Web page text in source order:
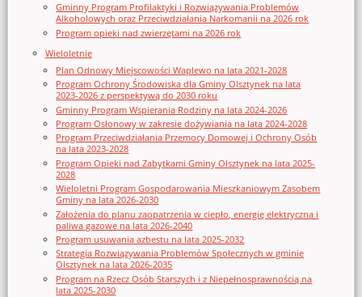
Gminny Program Profilaktyki i Rozwiązywania Problemów
Alkoholowych oraz Przeciwdziałania Narkomanii na 2026 rok
Program opieki nad zwierzętami na 2026 rok
Wieloletnie
Plan Odnowy Miejscowości Waplewo na lata 2021-2028
Program Ochrony Środowiska dla Gminy Olsztynek na lata
2023-2026 z perspektywą do 2030 roku
Gminny Program Wspierania Rodziny na lata 2024-2026
Program Osłonowy w zakresie dożywiania na lata 2024-2028
Program Przeciwdziałania Przemocy Domowej i Ochrony Osób
na lata 2023-2028
Program Opieki nad Zabytkami Gminy Olsztynek na lata 2025-
2028
Wieloletni Program Gospodarowania Mieszkaniowym Zasobem
Gminy na lata 2026-2030
Założenia do planu zaopatrzenia w ciepło, energię elektryczna i
paliwa gazowe na lata 2026-2040
Program usuwania azbestu na lata 2025-2032
Strategia Rozwiązywania Problemów Społecznych w gminie
Olsztynek na lata 2026-2035
Program na Rzecz Osób Starszych i z Niepełnosprawnością na
lata 2025-2030